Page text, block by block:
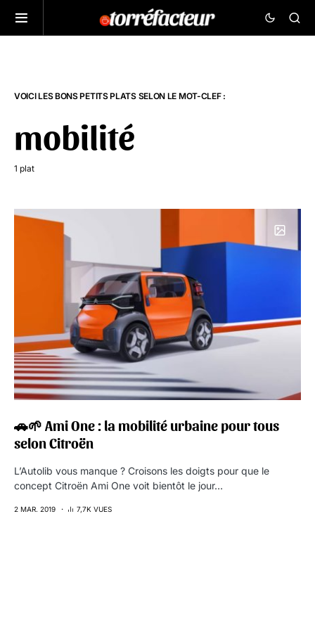
VOICI LES BONS PETITS PLATS SELON LE MOT-CLEF :
mobilité
1 plat
🚗🌱 Ami One : la mobilité urbaine pour tous
selon Citroën
L’Autolib vous manque ? Croisons les doigts pour que le
concept Citroën Ami One voit bientôt le jour…
2 MAR. 2019 7,7K VUES